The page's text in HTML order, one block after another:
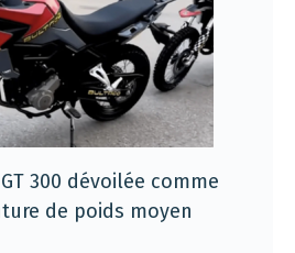
300 dévoilée comme
de poids moyen